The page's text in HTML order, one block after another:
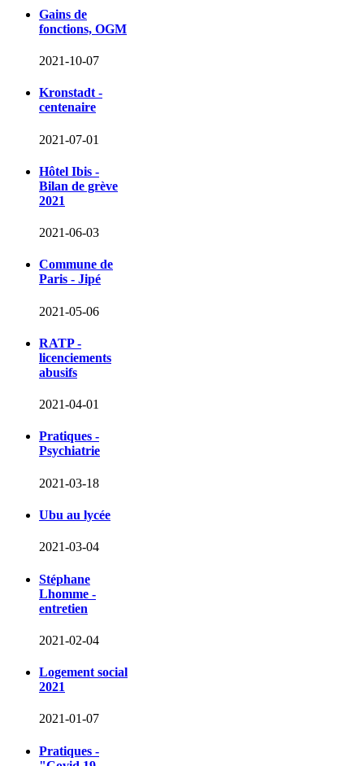
Gains de
fonctions, OGM
2021-10-07
Kronstadt -
centenaire
2021-07-01
Hôtel Ibis -
Bilan de grève
2021
2021-06-03
Commune de
Paris - Jipé
2021-05-06
RATP -
licenciements
abusifs
2021-04-01
Pratiques -
Psychiatrie
2021-03-18
Ubu au lycée
2021-03-04
Stéphane
Lhomme -
entretien
2021-02-04
Logement social
2021
2021-01-07
Pratiques -